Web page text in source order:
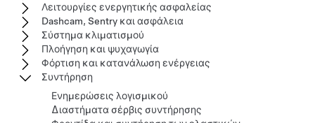
Λειτουργίες ενεργητικής ασφαλείας
Dashcam, Sentry και ασφάλεια
Σύστημα κλιματισμού
Πλοήγηση και ψυχαγωγία
Φόρτιση και κατανάλωση ενέργειας
Συντήρηση
Ενημερώσεις λογισμικού
Διαστήματα σέρβις συντήρησης